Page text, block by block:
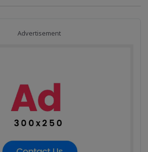
Advertisement